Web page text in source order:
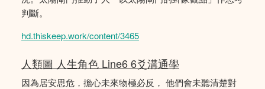
判斷。
hd.thiskeep.work/content/3465
人類圖 人生角色 Line6 6爻溝通學
因為居安思危，擔心未來物極必反， 他們會未聽清楚對